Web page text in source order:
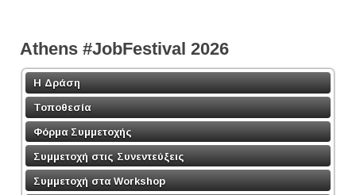
Athens #JobFestival 2026
Η Δράση
Τοποθεσία
Φόρμα Συμμετοχής
Συμμετοχή στις Συνεντεύξεις
Συμμετοχή στα Workshop